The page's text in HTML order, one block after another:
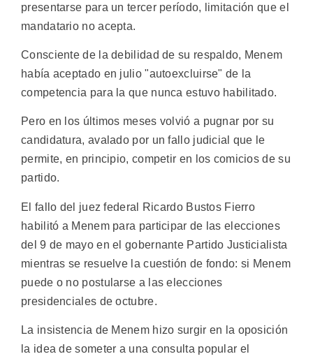
presentarse para un tercer período, limitación que el
mandatario no acepta.
Consciente de la debilidad de su respaldo, Menem
había aceptado en julio "autoexcluirse" de la
competencia para la que nunca estuvo habilitado.
Pero en los últimos meses volvió a pugnar por su
candidatura, avalado por un fallo judicial que le
permite, en principio, competir en los comicios de su
partido.
El fallo del juez federal Ricardo Bustos Fierro
habilitó a Menem para participar de las elecciones
del 9 de mayo en el gobernante Partido Justicialista
mientras se resuelve la cuestión de fondo: si Menem
puede o no postularse a las elecciones
presidenciales de octubre.
La insistencia de Menem hizo surgir en la oposición
la idea de someter a una consulta popular el